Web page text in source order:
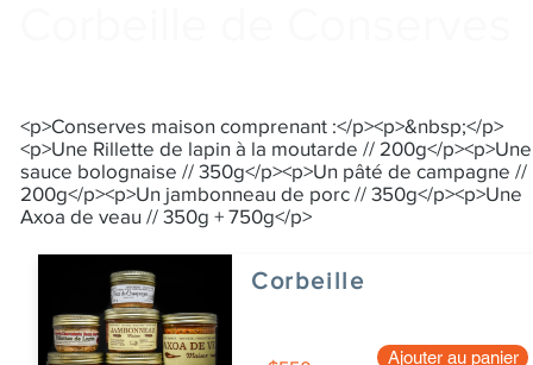
<p>Conserves maison comprenant :</p><p>&nbsp;</p>
<p>Une Rillette de lapin à la moutarde // 200g</p><p>Une
sauce bolognaise // 350g</p><p>Un pâté de campagne //
200g</p><p>Un jambonneau de porc // 350g</p><p>Une
Axoa de veau // 350g + 750g</p>
Corbeille
Ajouter au panier